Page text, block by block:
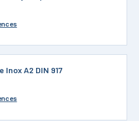
Inox A2 DIN 917